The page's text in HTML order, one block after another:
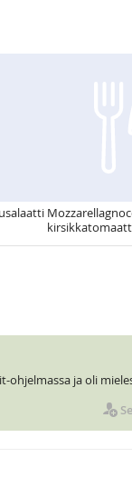
ohjelmassa ja oli